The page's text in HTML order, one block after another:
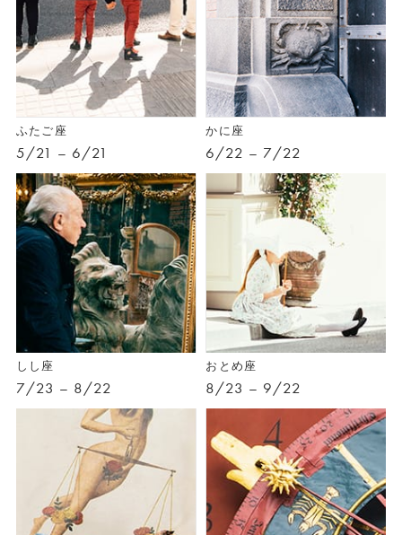
ふたご座
5/21 – 6/21
かに座
6/22 – 7/22
しし座
7/23 – 8/22
おとめ座
8/23 – 9/22